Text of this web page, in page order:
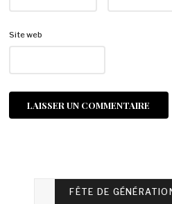
Site web
FÊTE DE